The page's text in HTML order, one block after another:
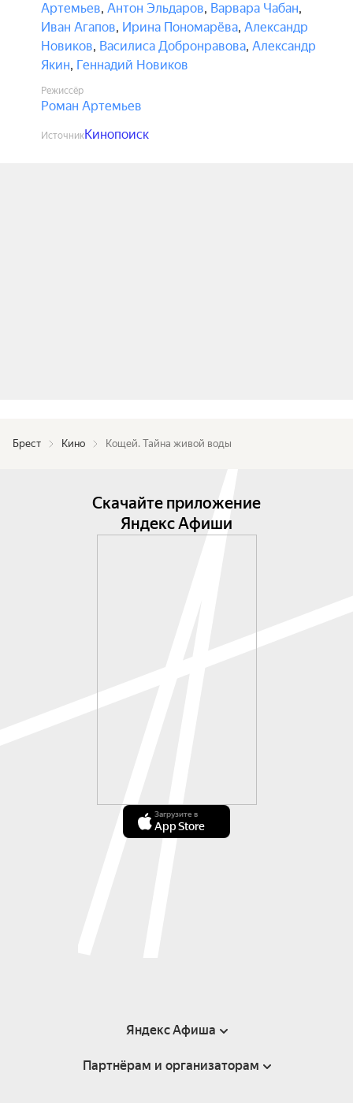
Артемьев, Антон Эльдаров, Варвара Чабан,
Иван Агапов, Ирина Пономарёва, Александр
Новиков, Василиса Добронравова, Александр
Якин, Геннадий Новиков
Режиссёр
Роман Артемьев
ИсточникКинопоиск
Брест Кино Кощей. Тайна живой воды
Скачайте приложение
Яндекс Афиши
Загрузите в
App Store
Яндекс Афиша
Справка
Партнёрам и организаторам